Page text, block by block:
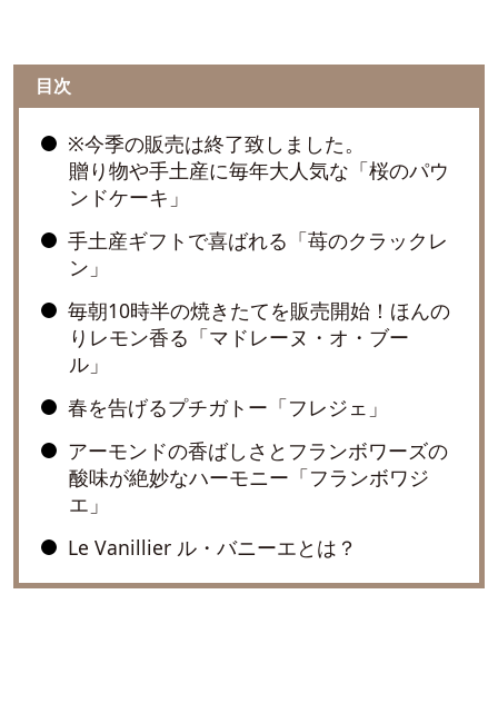
目次
※今季の販売は終了致しました。
贈り物や手土産に毎年大人気な「桜のパウ
ンドケーキ」
手土産ギフトで喜ばれる「苺のクラックレ
ン」
毎朝10時半の焼きたてを販売開始！ほんの
りレモン香る「マドレーヌ・オ・ブー
ル」
春を告げるプチガトー「フレジェ」
アーモンドの香ばしさとフランボワーズの
酸味が絶妙なハーモニー「フランボワジ
エ」
Le Vanillier ル・バニーエとは？